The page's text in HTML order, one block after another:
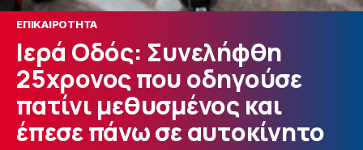
ΕΠΙΚΑΙΡΟΤΗΤΑ
Ιερά Οδός: Συνελήφθη
25χρονος που οδηγούσε
πατίνι μεθυσμένος και
έπεσε πάνω σε αυτοκίνητο